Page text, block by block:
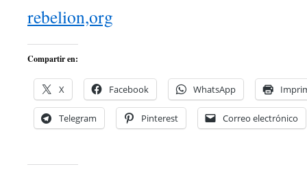
rebelion,org
Compartir en:
X Facebook WhatsApp
Telegram Pinterest Correo electrónico